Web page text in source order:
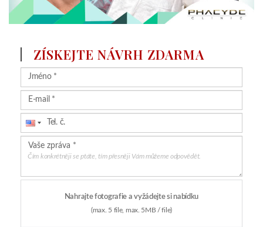
ZÍSKEJTE NÁVRH ZDARMA
Čím konkrétněji se ptáte, tím přesněji Vám můžeme odpovědět.
Nahrajte fotografie a vyžádejte si nabídku
(max. 5 file, max. 5MB / file)